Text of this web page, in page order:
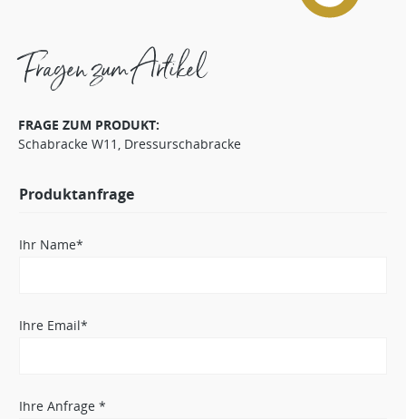
Fragen zum Artikel
FRAGE ZUM PRODUKT:
Schabracke W11, Dressurschabracke
Produktanfrage
Ihr Name*
Ihre Email*
Ihre Anfrage *